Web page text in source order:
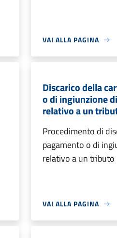
VAI ALLA PAGINA
Discarico della
o di ingiunzione
relativo a un
Procedimento di
pagamento o di
relativo a un tributo
VAI ALLA PAGINA